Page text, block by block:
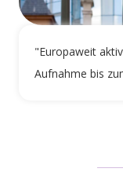
"Europaweit
Aufnahme bis